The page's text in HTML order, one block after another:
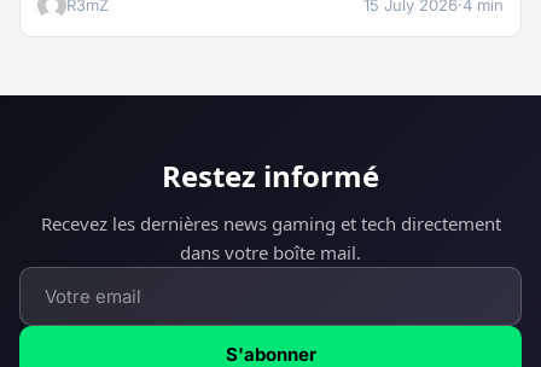
R3mZ 15 July 2026·4 min
Restez informé
Recevez les dernières news gaming et tech directement
dans votre boîte mail.
S'abonner